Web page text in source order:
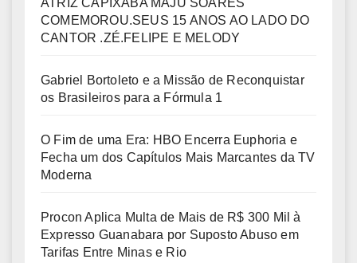
COMEMOROU.SEUS 15 ANOS AO LADO DO
CANTOR .ZÉ.FELIPE E MELODY
Gabriel Bortoleto e a Missão de Reconquistar
os Brasileiros para a Fórmula 1
O Fim de uma Era: HBO Encerra Euphoria e
Fecha um dos Capítulos Mais Marcantes da TV
Moderna
Procon Aplica Multa de Mais de R$ 300 Mil à
Expresso Guanabara por Suposto Abuso em
Tarifas Entre Minas e Rio